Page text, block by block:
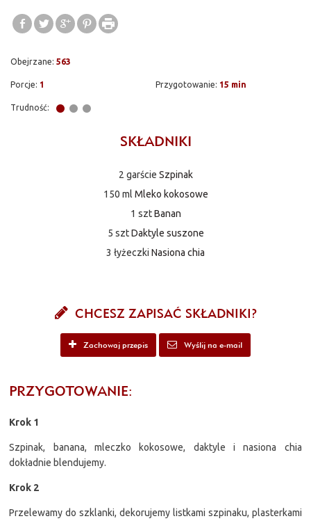
Obejrzane: 563
Porcje: 1 Przygotowanie: 15 min
Trudność:
SKŁADNIKI
2 garście Szpinak
150 ml Mleko kokosowe
1 szt Banan
5 szt Daktyle suszone
3 łyżeczki Nasiona chia
CHCESZ ZAPISAĆ SKŁADNIKI?
Zachowaj przepis Wyślij na e-mail
PRZYGOTOWANIE:
Krok 1
Szpinak, banana, mleczko kokosowe, daktyle i nasiona chia
dokładnie blendujemy.
Krok 2
Przelewamy do szklanki, dekorujemy listkami szpinaku, plasterkami